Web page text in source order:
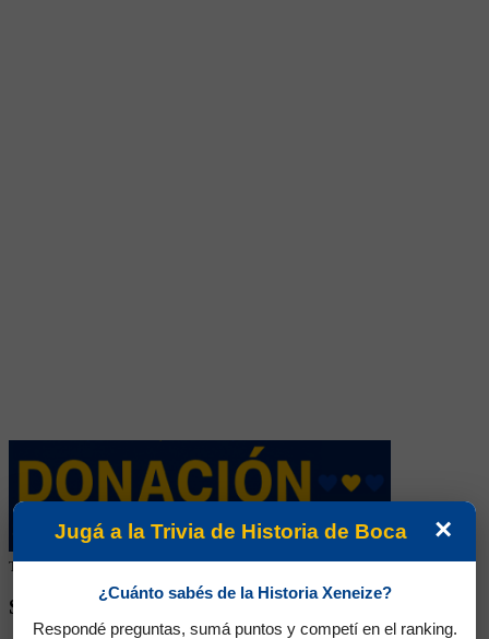
Tu colaboración ayuda a mantener este archivo histórico en línea
SEGUINOS EN REDES SOCIALES
×
Jugá a la Trivia de Historia de Boca
¿Cuánto sabés de la Historia Xeneize?
Respondé preguntas, sumá puntos y competí en el ranking.